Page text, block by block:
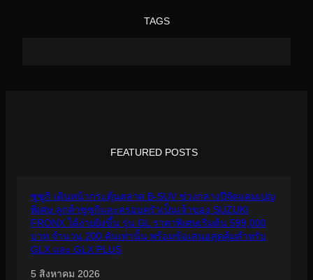
TAGS
FEATURED POSTS
ซูซูกิ เดินหน้ากระตุ้นตลาด B-SUV ช่วงกลางปีจัดแคมเปญ
พิเศษ ลูกค้าซูซูกิและครอบครัวเป็นเจ้าของ SUZUKI
FRONX ได้ง่ายยิ่งขึ้น รุ่น GL ราคาพิเศษเริ่มต้น 599,000
บาท จำนวน 200 คันเท่านั้น พร้อมข้อเสนอสุดคุ้มสำหรับ
GLX และ GLX PLUS
5 สิงหาคม 2026